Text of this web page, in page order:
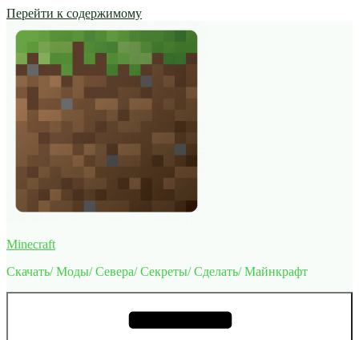
Перейти к содержимому
Minecraft
Скачать/ Моды/ Севера/ Секреты/ Сделать/ Майнкрафт